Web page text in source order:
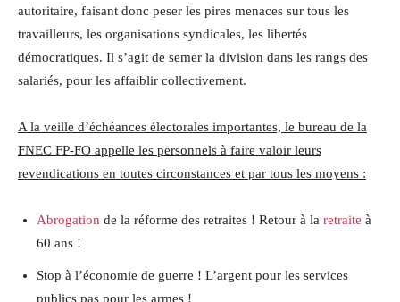
autoritaire, faisant donc peser les pires menaces sur tous les
travailleurs, les organisations syndicales, les libertés
démocratiques. Il s’agit de semer la division dans les rangs des
salariés, pour les affaiblir collectivement.
A la veille d’échéances électorales importantes, le bureau de la
FNEC FP-FO appelle les personnels à faire valoir leurs
revendications en toutes circonstances et par tous les moyens :
Abrogation de la réforme des retraites ! Retour à la retraite à
60 ans !
Stop à l’économie de guerre ! L’argent pour les services
publics pas pour les armes !